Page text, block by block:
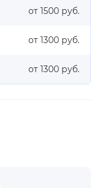
от 1500 руб.
от 1300 руб.
от 1300 руб.